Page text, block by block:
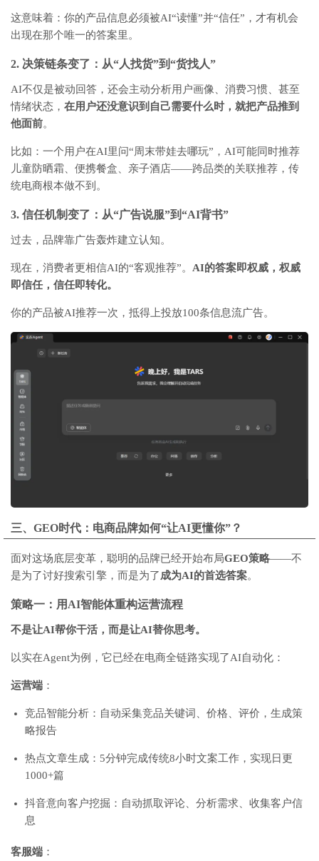
这意味着：你的产品信息必须被AI“读懂”并“信任”，才有机会
出现在那个唯一的答案里。
2. 决策链条变了：从“人找货”到“货找人”
AI不仅是被动回答，还会主动分析用户画像、消费习惯、甚至
情绪状态， 在用户还没意识到自己需要什么时，就把产品推到
他面前。
比如：一个用户在AI里问“周末带娃去哪玩”，AI可能同时推荐
儿童防晒霜、便携餐盒、亲子酒店——跨品类的关联推荐，传
统电商根本做不到。
3. 信任机制变了：从“广告说服”到“AI背书”
过去，品牌靠广告轰炸建立认知。
现在，消费者更相信AI的“客观推荐”。 AI的答案即权威，权威
即信任，信任即转化。
你的产品被AI推荐一次，抵得上投放100条信息流广告。
三、GEO时代：电商品牌如何“让AI更懂你”？
面对这场底层变革，聪明的品牌已经开始布局GEO策略——不
是为了讨好搜索引擎，而是为了成为AI的首选答案。
策略一：用AI智能体重构运营流程
不是让AI帮你干活，而是让AI替你思考。
以实在Agent为例，它已经在电商全链路实现了AI自动化：
运营端 ：
竞品智能分析：自动采集竞品关键词、价格、评价，生成策
略报告
热点文章生成：5分钟完成传统8小时文案工作，实现日更
1000+篇
抖音意向客户挖掘：自动抓取评论、分析需求、收集客户信
息
客服端 ：